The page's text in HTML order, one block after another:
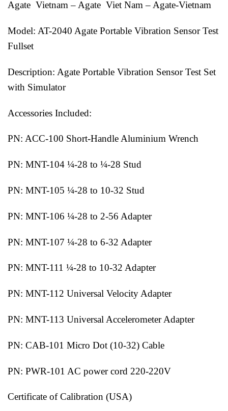
Agate Vietnam – Agate Viet Nam – Agate-Vietnam
Model: AT-2040 Agate Portable Vibration Sensor Test
Fullset
Description: Agate Portable Vibration Sensor Test Set
with Simulator
Accessories Included:
PN: ACC-100 Short-Handle Aluminium Wrench
PN: MNT-104 ¼-28 to ¼-28 Stud
PN: MNT-105 ¼-28 to 10-32 Stud
PN: MNT-106 ¼-28 to 2-56 Adapter
PN: MNT-107 ¼-28 to 6-32 Adapter
PN: MNT-111 ¼-28 to 10-32 Adapter
PN: MNT-112 Universal Velocity Adapter
PN: MNT-113 Universal Accelerometer Adapter
PN: CAB-101 Micro Dot (10-32) Cable
PN: PWR-101 AC power cord 220-220V
Certificate of Calibration (USA)